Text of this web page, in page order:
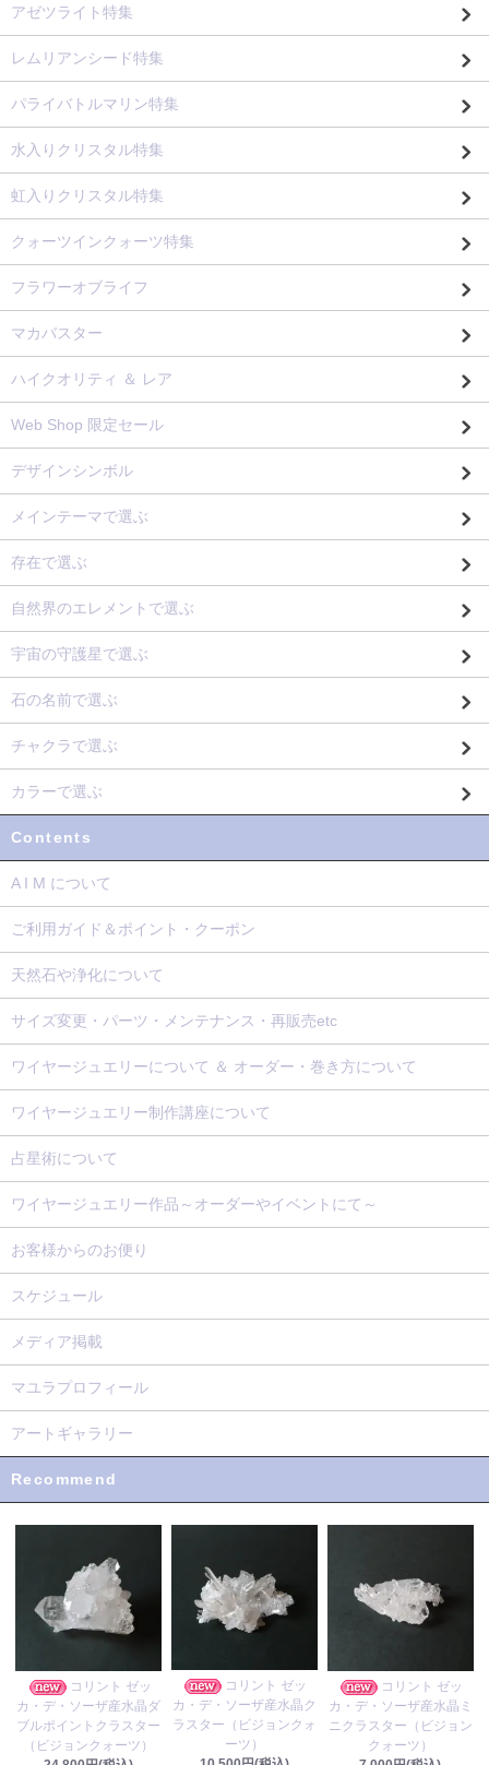
アゼツライト特集
レムリアンシード特集
パライバトルマリン特集
水入りクリスタル特集
虹入りクリスタル特集
クォーツインクォーツ特集
フラワーオブライフ
マカバスター
ハイクオリティ ＆ レア
Web Shop 限定セール
デザインシンボル
メインテーマで選ぶ
存在で選ぶ
自然界のエレメントで選ぶ
宇宙の守護星で選ぶ
石の名前で選ぶ
チャクラで選ぶ
カラーで選ぶ
Contents
A I M について
ご利用ガイド＆ポイント・クーポン
天然石や浄化について
サイズ変更・パーツ・メンテナンス・再販売etc
ワイヤージュエリーについて ＆ オーダー・巻き方について
ワイヤージュエリー制作講座について
占星術について
ワイヤージュエリー作品～オーダーやイベントにて～
お客様からのお便り
スケジュール
メディア掲載
マユラプロフィール
アートギャラリー
Recommend
コリント ゼッ
カ・デ・ソーザ産水晶ダ
ブルポイントクラスター
（ビジョンクォーツ）
コリント ゼッ
カ・デ・ソーザ産水晶ク
ラスター（ビジョンクォ
ーツ）
コリント ゼッ
カ・デ・ソーザ産水晶ミ
ニクラスター（ビジョン
クォーツ）